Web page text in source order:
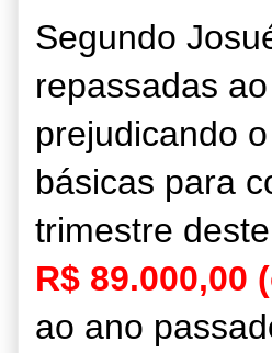
Segundo
repassadas
prejudicando
básicas para
trimestre
R$ 89.000,00
ao ano